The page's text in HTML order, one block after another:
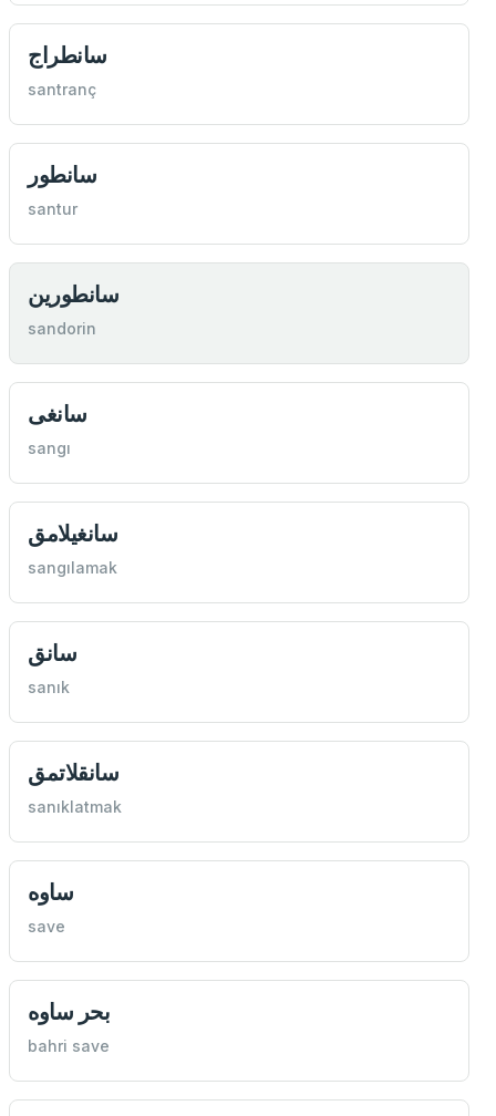
سانطراج
santranç
سانطور
santur
سانطورين
sandorin
سانغی
sangı
سانغيلامق
sangılamak
سانق
sanık
سانقلاتمق
sanıklatmak
ساوه
save
بحر ساوه
bahri save